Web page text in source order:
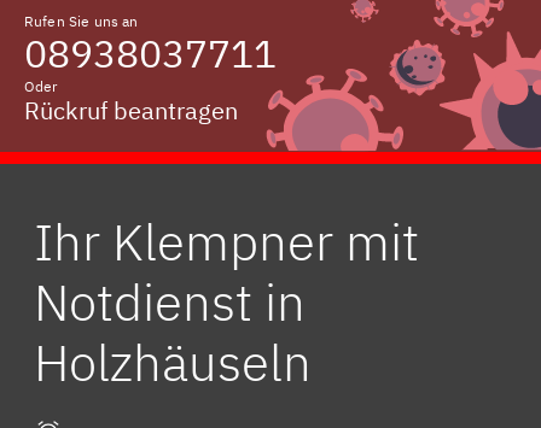
Rufen Sie uns an
08938037711
Oder
Rückruf beantragen
Ihr Klempner mit
Notdienst in
Holzhäuseln